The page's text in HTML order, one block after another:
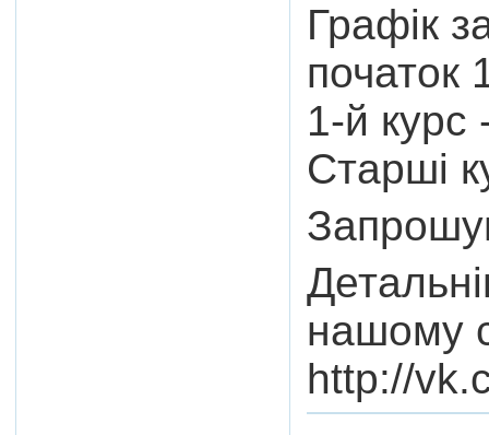
Графік
початок
1-й курс
Старші
нашому
http://